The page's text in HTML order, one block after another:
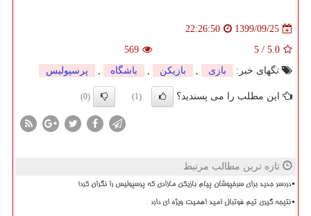
1399/09/25
22:26:50
5.0
/
5
569
تگهای خبر:
بازی , بازیكن , باشگاه , پرسپولیس
این مطلب را می پسندید؟ (1)
(0)
تازه ترین مطالب مرتبط
دردسر جدید برای سرخپوشان پیام بازیکن مازادی که پرسپولیس را نگران کرد!
نتیجه گیری تیم فوتبال امید اهمیت ویژه ای دارد